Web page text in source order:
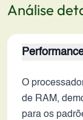
Análise
O
de RAM,
para os